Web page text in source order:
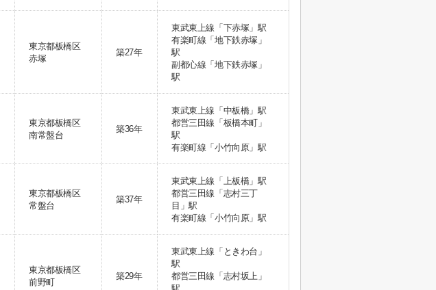
東京都板橋区
赤塚
築27年
東武東上線「下赤塚」駅
有楽町線「地下鉄赤塚」
駅
副都心線「地下鉄赤塚」
駅
東京都板橋区
南常盤台
築36年
東武東上線「中板橋」駅
都営三田線「板橋本町」
駅
有楽町線「小竹向原」駅
東京都板橋区
常盤台
築37年
東武東上線「上板橋」駅
都営三田線「志村三丁
目」駅
有楽町線「小竹向原」駅
東京都板橋区
前野町
築29年
東武東上線「ときわ台」
駅
都営三田線「志村坂上」